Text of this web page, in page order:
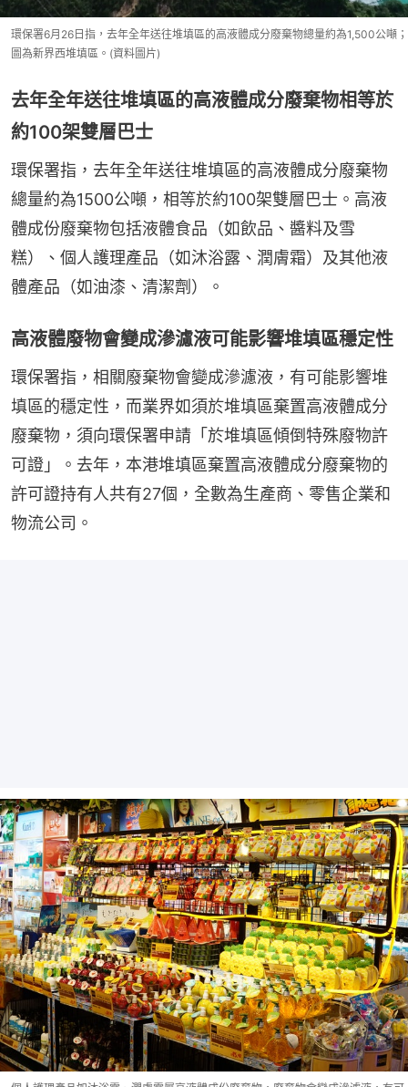
環保署6月26日指，去年全年送往堆填區的高液體成分廢棄物總量約為1,500公噸；
圖為新界西堆填區。(資料圖片)
去年全年送往堆填區的高液體成分廢棄物相等於
約100架雙層巴士
環保署指，去年全年送往堆填區的高液體成分廢棄物
總量約為1500公噸，相等於約100架雙層巴士。高液
體成份廢棄物包括液體食品（如飲品、醬料及雪
糕）、個人護理產品（如沐浴露、潤膚霜）及其他液
體產品（如油漆、清潔劑）。
高液體廢物會變成滲濾液可能影響堆填區穩定性
環保署指，相關廢棄物會變成滲濾液，有可能影響堆
填區的穩定性，而業界如須於堆填區棄置高液體成分
廢棄物，須向環保署申請「於堆填區傾倒特殊廢物許
可證」。去年，本港堆填區棄置高液體成分廢棄物的
許可證持有人共有27個，全數為生產商、零售企業和
物流公司。